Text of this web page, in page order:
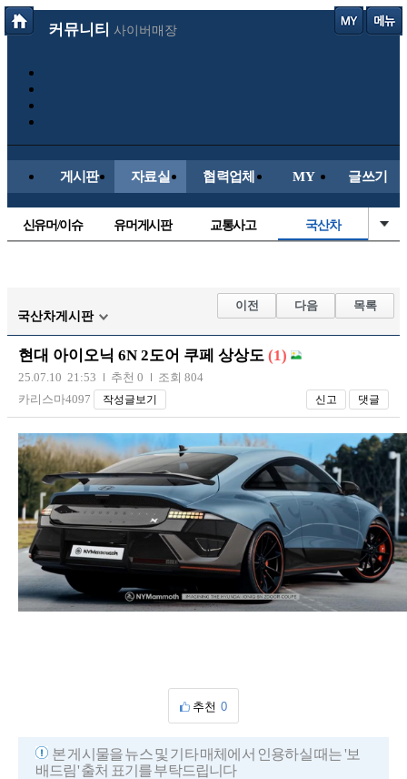
커뮤니티 사이버매장
게시판 자료실 협력업체 MY 글쓰기
신유머/이슈 유머게시판 교통사고 국산차
자유사진 군사/무기
트럭/버스
장착시공사진
국산차게시판
이전 다음 목록
현대 아이오닉 6N 2도어 쿠페 상상도 (1)
25.07.10 21:53 추천 0
조회 804
카리스마4097
작성글보기 신고 댓글
추천 0
본 게시물을 뉴스 및 기타 매체에서 인용하실 때는 '보
배드림' 출처 표기를 부탁드립니다